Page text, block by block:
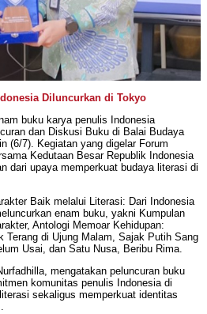
Diluncurkan di Tokyo
buku karya penulis Indonesia
dan Diskusi Buku di Balai Budaya
(6/7). Kegiatan yang digelar Forum
Kedutaan Besar Republik Indonesia
dari upaya memperkuat budaya literasi di
Baik melalui Literasi: Dari Indonesia
enam buku, yakni Kumpulan
Antologi Memoar Kehidupan:
Terang di Ujung Malam, Sajak Putih Sang
Usai, dan Satu Nusa, Beribu Rima.
mengatakan peluncuran buku
komunitas penulis Indonesia di
sekaligus memperkuat identitas